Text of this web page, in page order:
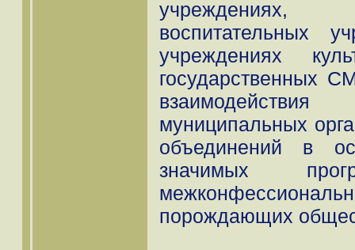
учреждениях,
воспитательных
учреждениях
государственных
муниципальных
объединений в
значимых
порождающих